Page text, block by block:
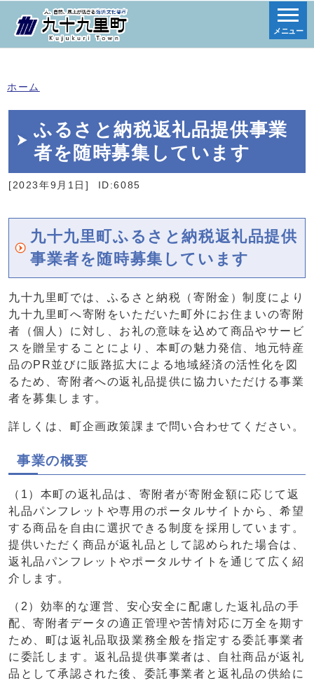
メニュー
ホーム
ふるさと納税返礼品提供事業
者を随時募集しています
[2023年9月1日] ID:6085
九十九里町ふるさと納税返礼品提供
事業者を随時募集しています
九十九里町では、ふるさと納税（寄附金）制度により
九十九里町へ寄附をいただいた町外にお住まいの寄附
者（個人）に対し、お礼の意味を込めて商品やサービ
スを贈呈することにより、本町の魅力発信、地元特産
品のPR並びに販路拡大による地域経済の活性化を図
るため、寄附者への返礼品提供に協力いただける事業
者を募集します。
詳しくは、町企画政策課まで問い合わせてください。
事業の概要
（1）本町の返礼品は、寄附者が寄附金額に応じて返
礼品パンフレットや専用のポータルサイトから、希望
する商品を自由に選択できる制度を採用しています。
提供いただく商品が返礼品として認められた場合は、
返礼品パンフレットやポータルサイトを通じて広く紹
介します。
（2）効率的な運営、安心安全に配慮した返礼品の手
配、寄附者データの適正管理や苦情対応に万全を期す
ため、町は返礼品取扱業務全般を指定する委託事業者
に委託します。返礼品提供事業者は、自社商品が返礼
品として承認された後、委託事業者と返礼品の供給に